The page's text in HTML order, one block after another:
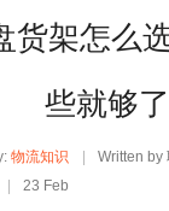
货架怎么
些就够了
物流知识 Written by
23 Feb